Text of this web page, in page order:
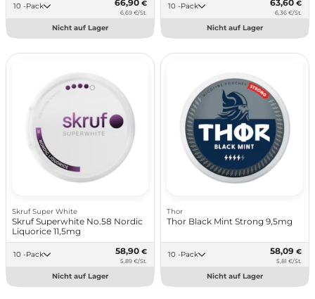
10 -Pack 66,90 €
6,69 €/St.
Nicht auf Lager
10 -Pack 63,60 €
6,36 €/St.
Nicht auf Lager
Skruf Super White
Skruf Superwhite No.58 Nordic
Liquorice 11,5mg
10 -Pack 58,90 €
5,89 €/St.
Nicht auf Lager
Thor
Thor Black Mint Strong 9,5mg
10 -Pack 58,09 €
5,81 €/St.
Nicht auf Lager